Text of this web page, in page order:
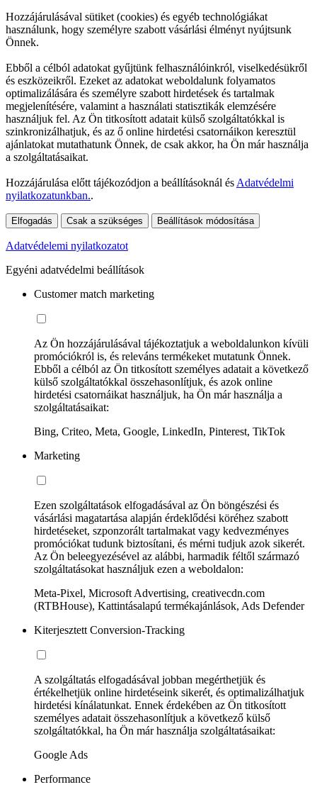
Hozzájárulásával sütiket (cookies) és egyéb technológiákat
használunk, hogy személyre szabott vásárlási élményt nyújtsunk
Önnek.
Ebből a célból adatokat gyűjtünk felhasználóinkról, viselkedésükről
és eszközeikről. Ezeket az adatokat weboldalunk folyamatos
optimalizálására és személyre szabott hirdetések és tartalmak
megjelenítésére, valamint a használati statisztikák elemzésére
használjuk fel. Az Ön titkosított adatait külső szolgáltatókkal is
szinkronizálhatjuk, és az ő online hirdetési csatornáikon keresztül
ajánlatokat mutathatunk Önnek, de csak akkor, ha Ön már használja
a szolgáltatásaikat.
Hozzájárulása előtt tájékozódjon a beállításoknál ésAdatvédelmi
nyilatkozatunkban..
Elfogadás Csak a szükséges Beállítások módosítása
Adatvédelemi nyilatkozatot
Egyéni adatvédelmi beállítások
Customer match marketing
Az Ön hozzájárulásával tájékoztatjuk a weboldalunkon kívüli
promóciókról is, és releváns termékeket mutatunk Önnek.
Ebből a célból az Ön titkosított személyes adatait a következő
külső szolgáltatókkal összehasonlítjuk, és azok online
hirdetési csatornáikat használjuk, ha Ön már használja a
szolgáltatásaikat:
Bing, Criteo, Meta, Google, LinkedIn, Pinterest, TikTok
Marketing
Ezen szolgáltatások elfogadásával az Ön böngészési és
vásárlási magatartása alapján érdeklődési köréhez szabott
hirdetéseket, szponzorált tartalmakat vagy kedvezményes
promóciókat tudunk biztosítani, és mérni tudjuk azok sikerét.
Az Ön beleegyezésével az alábbi, harmadik féltől származó
szolgáltatásokat használjuk ezen a weboldalon:
Meta-Pixel, Microsoft Advertising, creativecdn.com
(RTBHouse), Kattintásalapú termékajánlások, Ads Defender
Kiterjesztett Conversion-Tracking
A szolgáltatás elfogadásával jobban megérthetjük és
értékelhetjük online hirdetéseink sikerét, és optimalizálhatjuk
hirdetési kínálatunkat. Ennek érdekében az Ön titkosított
személyes adatait összehasonlítjuk a következő külső
szolgáltatókkal, ha Ön már használja szolgáltatásaikat:
Google Ads
Performance